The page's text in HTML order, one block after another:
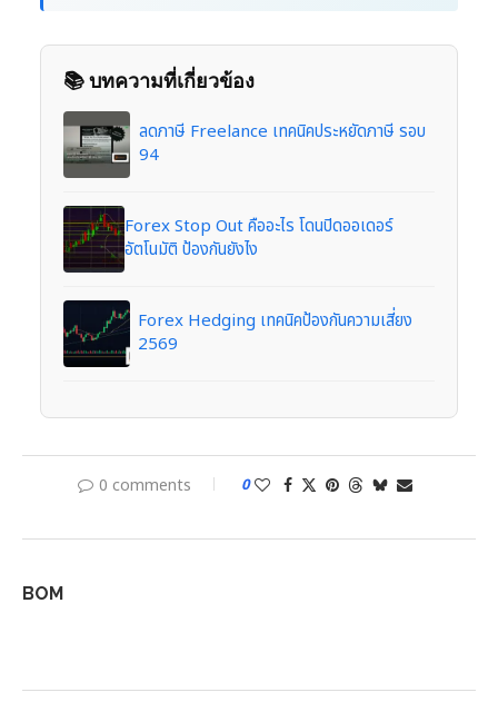
📚 บทความที่เกี่ยวข้อง
ลดภาษี Freelance เทคนิคประหยัดภาษี รอบ
94
Forex Stop Out คืออะไร โดนปิดออเดอร์
อัตโนมัติ ป้องกันยังไง
Forex Hedging เทคนิคป้องกันความเสี่ยง
2569
0 comments 0
BOM